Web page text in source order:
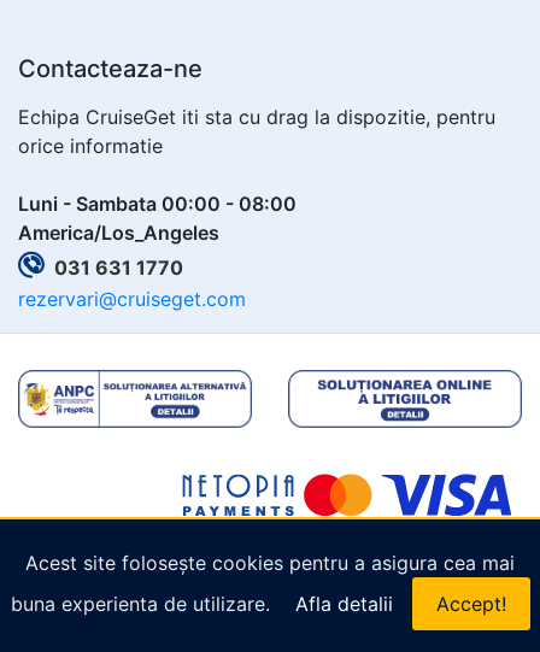
Acest site folosește cookies pentru a asigura cea mai
buna experienta de utilizare.
Afla detalii Accept!
Contacteaza-ne
Echipa CruiseGet iti sta cu drag la dispozitie, pentru
orice informatie
Luni - Sambata 00:00 - 08:00
America/Los_Angeles
031 631 1770
rezervari@cruiseget.com
Copyright © 2026 Cruiseget.com . Toate drepturile
rezervate.